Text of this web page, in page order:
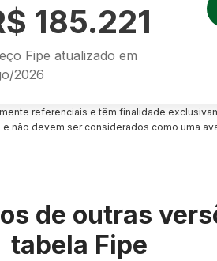
185.221
Fipe atualizado em
2026
referenciais e têm finalidade
não devem ser considerados como uma
de outras
tabela Fipe